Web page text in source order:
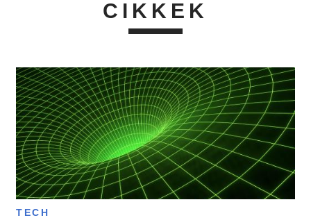
CIKKEK
TECH